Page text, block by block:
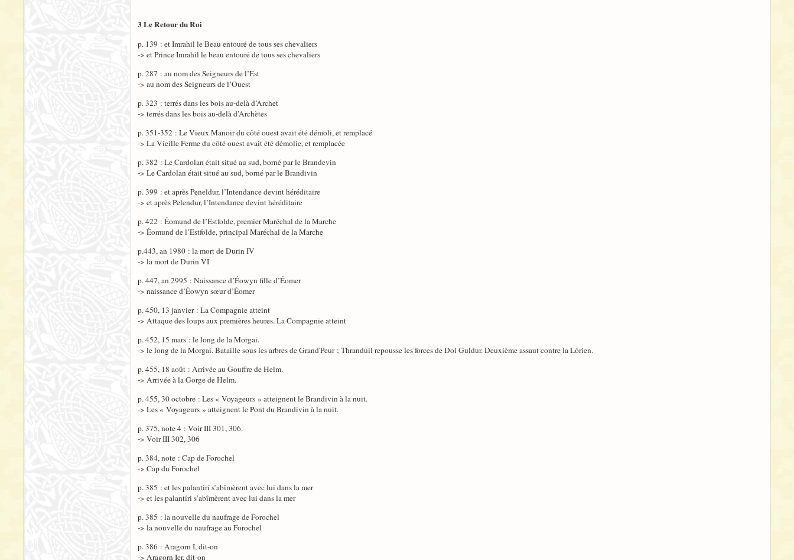
3 Le Retour du Roi
p. 139 : et Imrahil le Beau entouré de tous ses chevaliers
-> et Prince Imrahil le beau entouré de tous ses chevaliers
p. 287 : au nom des Seigneurs de l’Est
-> au nom des Seigneurs de l’Ouest
p. 323 : terrés dans les bois au-delà d’Archet
-> terrés dans les bois au-delà d’Archètes
p. 351-352 : Le Vieux Manoir du côté ouest avait été démoli, et remplacé
-> La Vieille Ferme du côté ouest avait été démolie, et remplacée
p. 382 : Le Cardolan était situé au sud, borné par le Brandevin
-> Le Cardolan était situé au sud, borné par le Brandivin
p. 399 : et après Peneldur, l’Intendance devint héréditaire
-> et après Pelendur, l’Intendance devint héréditaire
p. 422 : Éomund de l’Estfolde, premier Maréchal de la Marche
-> Éomund de l’Estfolde, principal Maréchal de la Marche
p.443, an 1980 : la mort de Durin IV
-> la mort de Durin VI
p. 447, an 2995 : Naissance d’Éowyn fille d’Éomer
-> naissance d’Éowyn sœur d’Éomer
p. 450, 13 janvier : La Compagnie atteint
-> Attaque des loups aux premières heures. La Compagnie atteint
p. 452, 15 mars : le long de la Morgai.
-> le long de la Morgai. Bataille sous les arbres de Grand'Peur ; Thranduil repousse les forces de Dol Guldur. Deuxième assaut contre la Lórien.
p. 455, 18 août : Arrivée au Gouffre de Helm.
-> Arrivée à la Gorge de Helm.
p. 455, 30 octobre : Les « Voyageurs » atteignent le Brandivin à la nuit.
-> Les « Voyageurs » atteignent le Pont du Brandivin à la nuit.
p. 375, note 4 : Voir III 301, 306.
-> Voir III 302, 306
p. 384, note : Cap de Forochel
-> Cap du Forochel
p. 385 : et les palantirí s’abîmèrent avec lui dans la mer
-> et les palantíri s’abîmèrent avec lui dans la mer
p. 385 : la nouvelle du naufrage de Forochel
-> la nouvelle du naufrage au Forochel
p. 386 : Aragorn I, dit-on
-> Aragorn Ier, dit-on